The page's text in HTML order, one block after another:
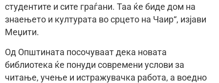
студентите и сите граѓани. Таа ќе биде дом на
знаењето и културата во срцето на Чаир“, изјави
Меџити.
Од Општината посочуваат дека новата
библиотека ќе понуди современи услови за
читање, учење и истражувачка работа, а воедно